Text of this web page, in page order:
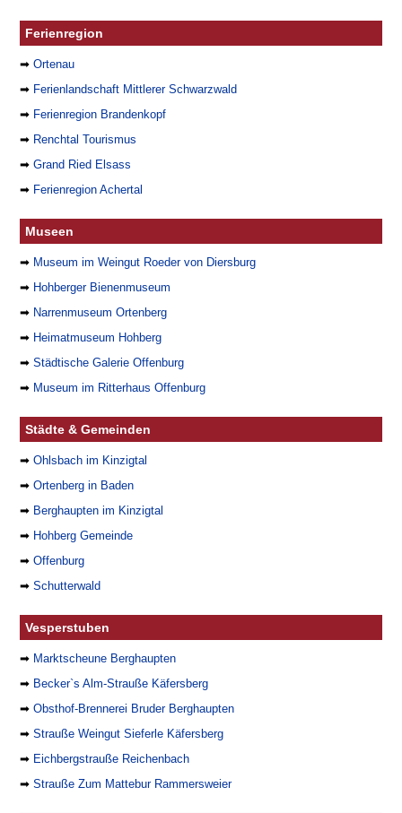
Ferienregion
➡Ortenau
➡ Ferienlandschaft Mittlerer Schwarzwald
➡ Ferienregion Brandenkopf
➡ Renchtal Tourismus
➡Grand Ried Elsass
➡ Ferienregion Achertal
Museen
➡ Museum im Weingut Roeder von Diersburg
➡ Hohberger Bienenmuseum
➡ Narrenmuseum Ortenberg
➡ Heimatmuseum Hohberg
➡Städtische Galerie Offenburg
➡ Museum im Ritterhaus Offenburg
Städte & Gemeinden
➡Ohlsbach im Kinzigtal
➡Ortenberg in Baden
➡ Berghaupten im Kinzigtal
➡ Hohberg Gemeinde
➡Offenburg
➡Schutterwald
Vesperstuben
➡ Marktscheune Berghaupten
➡ Becker`s Alm-Strauße Käfersberg
➡Obsthof-Brennerei Bruder Berghaupten
➡Strauße Weingut Sieferle Käfersberg
➡ Eichbergstrauße Reichenbach
➡Strauße Zum Mattebur Rammersweier